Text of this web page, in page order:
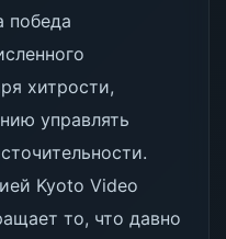
победа
хитрости,
управлять
Kyoto Video
то, что давно